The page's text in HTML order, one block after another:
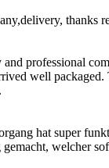
thanks
professional
well
hat super
gemacht, welcher